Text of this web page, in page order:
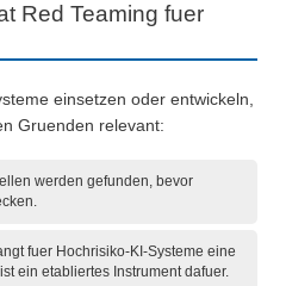
Red Teaming fuer
einsetzen oder entwickeln,
Gruenden relevant:
werden gefunden, bevor
fuer Hochrisiko-KI-Systeme eine
ein etabliertes Instrument dafuer.